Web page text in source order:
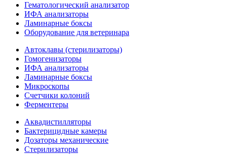
Гематологический анализатор
ИФА анализаторы
Ламинарные боксы
Оборудование для ветеринара
Автоклавы (стерилизаторы)
Гомогенизаторы
ИФА анализаторы
Ламинарные боксы
Микроскопы
Счетчики колоний
Ферментеры
Аквадистилляторы
Бактерицидные камеры
Дозаторы механические
Стерилизаторы